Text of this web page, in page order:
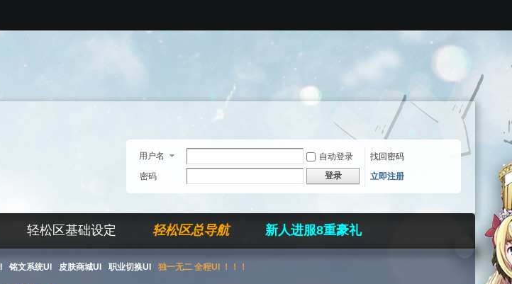
用户名 自动登录
找回密码
密码
登录 立即注册
轻松区基础设定 轻松区总导航 新人进服8重豪礼
铭文系统UI 皮肤商城UI 职业切换UI 独一无二 全程UI ！！！